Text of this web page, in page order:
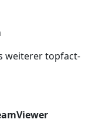
weiterer topfact-